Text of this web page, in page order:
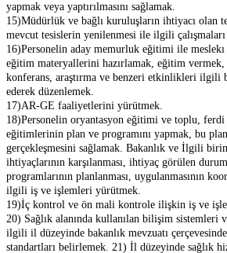
yapmak veya yaptırılmasını sağlamak.
15)Müdürlük ve bağlı kuruluşların ihtiyacı olan
mevcut tesislerin yenilenmesi ile ilgili
16)Personelin aday memurluk eğitimi ile
eğitim materyallerini hazırlamak, eğitim vermek,
konferans, araştırma ve benzeri etkinlikleri
ederek düzenlemek.
17)AR-GE faaliyetlerini yürütmek.
18)Personelin oryantasyon eğitimi ve toplu,
eğitimlerinin plan ve programını yapmak, bu
gerçekleşmesini sağlamak. Bakanlık ve İlgili
ihtiyaçlarının karşılanması, ihtiyaç görülen
programlarının planlanması, uygulanmasının
ilgili iş ve işlemleri yürütmek.
19)İç kontrol ve ön mali kontrole ilişkin iş ve
20) Sağlık alanında kullanılan bilişim
ilgili il düzeyinde bakanlık mevzuatı
standartları belirlemek. 21) İl düzeyinde sağlık